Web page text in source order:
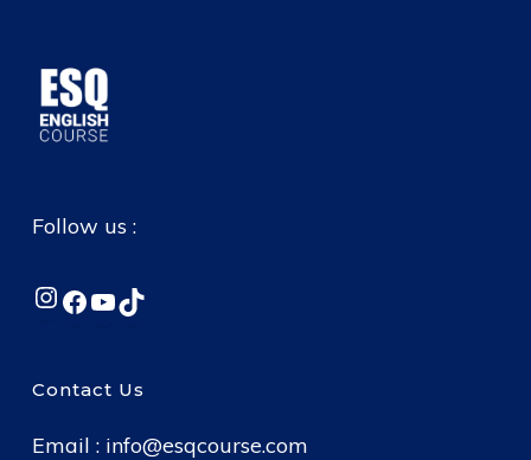
Follow us :
Instagram
Facebook
YouTube
TikTok
Contact Us
Email : info@esqcourse.com